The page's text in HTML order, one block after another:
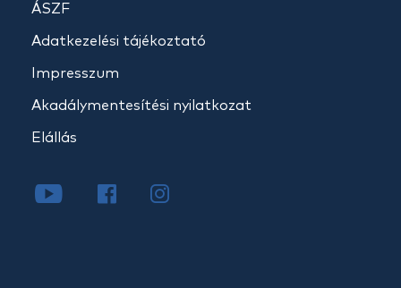
ÁSZF
Adatkezelési tájékoztató
Impresszum
Akadálymentesítési nyilatkozat
Elállás